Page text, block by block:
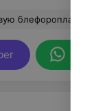
одного раза, чтобы доктор не ответил или забыл пациента:). Я очень придирчивый клиент и отдельное спасибо за терпение:) По самой операции: Если блефоропластика и подтяжка заметны результаты сразу (они отличные), то маляры это